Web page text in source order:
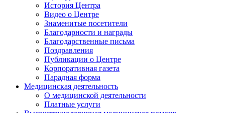
История Центра
Видео о Центре
Знаменитые посетители
Благодарности и награды
Благодарственные письма
Поздравления
Публикации о Центре
Корпоративная газета
Парадная форма
Медицинская деятельность
О медицинской деятельности
Платные услуги